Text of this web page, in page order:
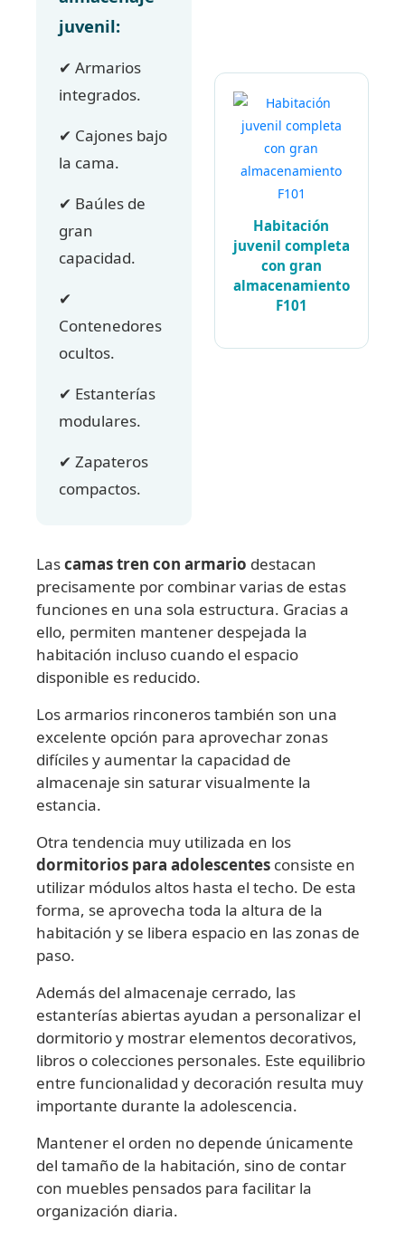
juvenil:
✔ Armarios
integrados.
✔ Cajones bajo
la cama.
✔ Baúles de
gran
capacidad.
✔
Contenedores
ocultos.
✔ Estanterías
modulares.
✔ Zapateros
compactos.
Habitación
juvenil completa
con gran
almacenamiento
F101
Lascamas tren con armario destacan
precisamente por combinar varias de estas
funciones en una sola estructura. Gracias a
ello, permiten mantener despejada la
habitación incluso cuando el espacio
disponible es reducido.
Los armarios rinconeros también son una
excelente opción para aprovechar zonas
difíciles y aumentar la capacidad de
almacenaje sin saturar visualmente la
estancia.
Otra tendencia muy utilizada en los
dormitorios para adolescentes consiste en
utilizar módulos altos hasta el techo. De esta
forma, se aprovecha toda la altura de la
habitación y se libera espacio en las zonas de
paso.
Además del almacenaje cerrado, las
estanterías abiertas ayudan a personalizar el
dormitorio y mostrar elementos decorativos,
libros o colecciones personales. Este equilibrio
entre funcionalidad y decoración resulta muy
importante durante la adolescencia.
Mantener el orden no depende únicamente
del tamaño de la habitación, sino de contar
con muebles pensados para facilitar la
organización diaria.